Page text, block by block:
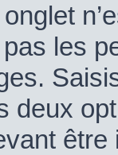
les
deux